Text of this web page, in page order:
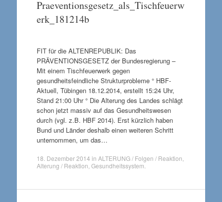
Praeventionsgesetz_als_Tischfeuerw
erk_181214b
FIT für die ALTENREPUBLIK: Das
PRÄVENTIONSGESETZ der Bundesregierung –
Mit einem Tischfeuerwerk gegen
gesundheitsfeindliche Strukturprobleme ° HBF-
Aktuell, Tübingen 18.12.2014, erstellt 15:24 Uhr,
Stand 21:00 Uhr ° Die Alterung des Landes schlägt
schon jetzt massiv auf das Gesundheitswesen
durch (vgl. z.B. HBF 2014). Erst kürzlich haben
Bund und Länder deshalb einen weiteren Schritt
unternommen, um das…
18. Dezember 2014 in ALTERUNG / Folgen / Reaktion
Alterung / Reaktion Gesundheitssystem